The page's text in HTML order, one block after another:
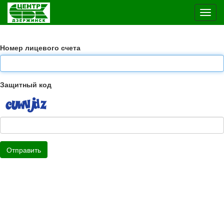
Номер лицевого счета
Защитный код
Отправить